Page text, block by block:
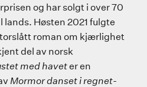
og har solgt i over 70
Høsten 2021 fulgte
roman om kjærlighet
del av norsk
med haveter en
Mormor danset i regnet-